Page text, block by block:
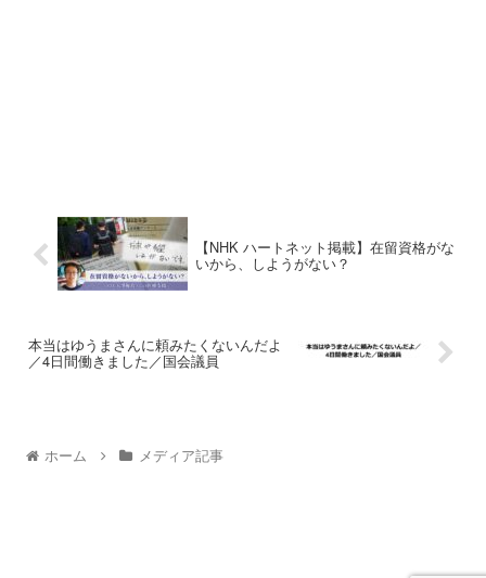
【NHK ハートネット掲載】在留資格がな
いから、しようがない？
本当はゆうまさんに頼みたくないんだよ
／4日間働きました／国会議員
ホーム メディア記事